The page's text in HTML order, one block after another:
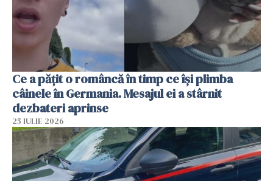
Ce a pățit o româncă în timp ce își plimba
câinele în Germania. Mesajul ei a stârnit
dezbateri aprinse
25 IULIE 2026